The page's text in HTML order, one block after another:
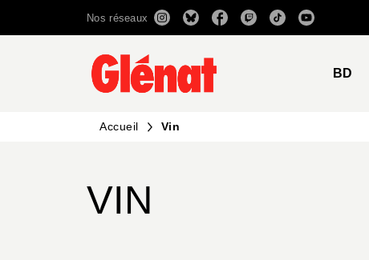
RECHERCHE CONTENU
Nos réseaux
BD
Accueil Vin
VIN